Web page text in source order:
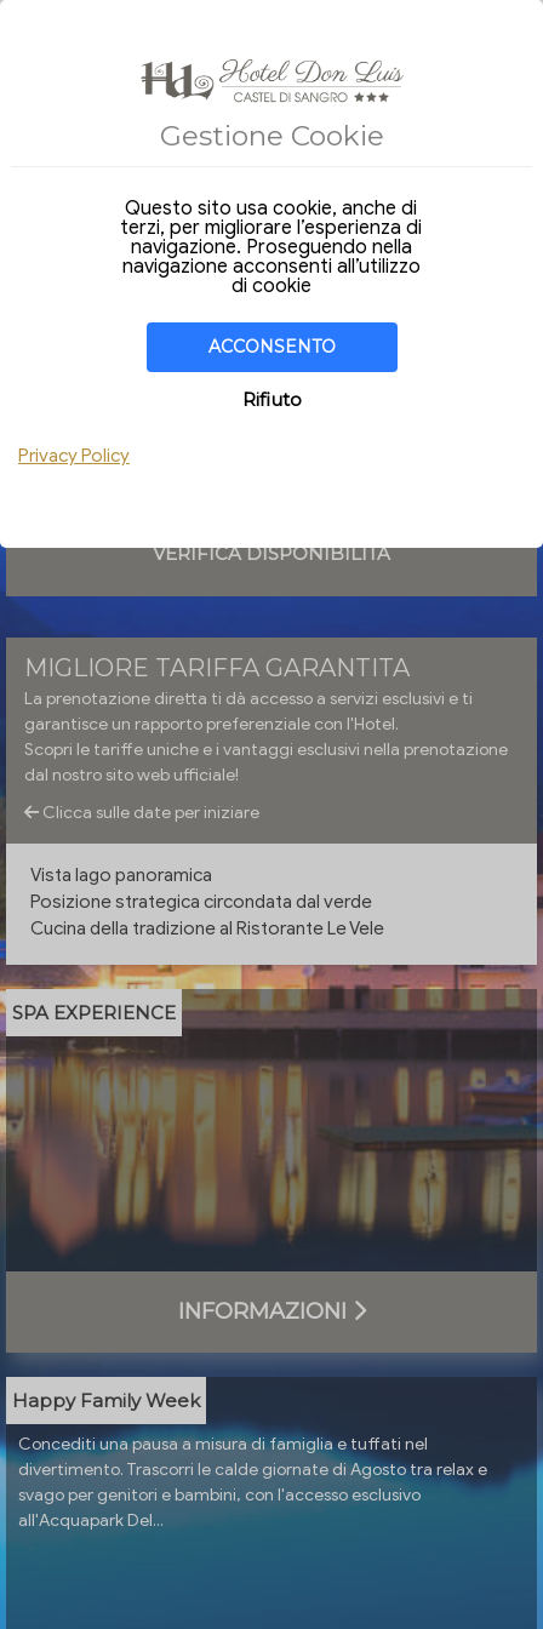
Sabato
Ago 2026
Partenza
09Domenica
Ago 2026
Soggiorno di
VERIFICA DISPONIBILITÀ
MIGLIORE TARIFFA GARANTITA
La prenotazione diretta ti dà accesso a servizi esclusivi e ti
garantisce un rapporto preferenziale con l'Hotel.
Scopri le tariffe uniche e i vantaggi esclusivi nella prenotazione
dal nostro sito web ufficiale!
Clicca sulle date per iniziare
Vista lago panoramica
Posizione strategica circondata dal verde
Cucina della tradizione al Ristorante Le Vele
SPA EXPERIENCE
INFORMAZIONI
Happy Family Week
Concediti una pausa a misura di famiglia e tuffati nel
divertimento. Trascorri le calde giornate di Agosto tra relax e
svago per genitori e bambini, con l'accesso esclusivo
all'Acquapark Del...
Gestione Cookie
Questo sito usa cookie, anche di
terzi, per migliorare l’esperienza di
navigazione. Proseguendo nella
navigazione acconsenti all’utilizzo
di cookie
ACCONSENTO
Rifiuto
Privacy Policy